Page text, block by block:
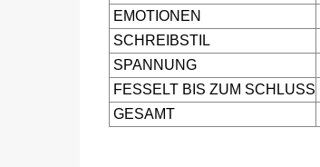
EMOTIONEN
SCHREIBSTIL
SPANNUNG
FESSELT BIS ZUM SCHLUSS
GESAMT